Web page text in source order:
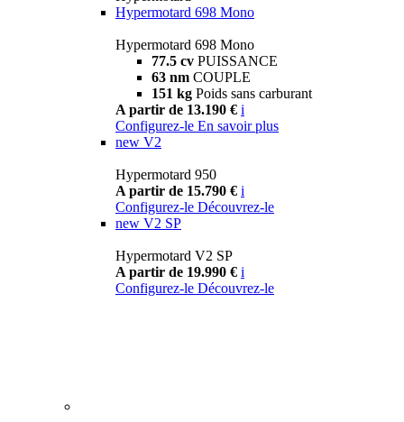
Hypermotard 698 Mono
Hypermotard 698 Mono
77.5 cv PUISSANCE
63 nm COUPLE
151 kg Poids sans carburant
A partir de 13.190 € i
Configurez-le En savoir plus
new V2
Hypermotard 950
A partir de 15.790 € i
Configurez-le Découvrez-le
new V2 SP
Hypermotard V2 SP
A partir de 19.990 € i
Configurez-le Découvrez-le